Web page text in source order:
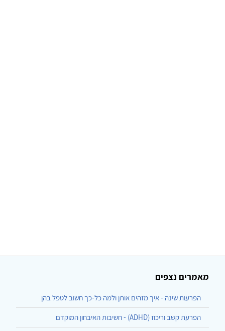
מאמרים נצפים
הפרעות שינה - איך מזהים אותן ולמה כל-כך חשוב לטפל בהן
הפרעת קשב וריכוז (ADHD) - חשיבות האיבחון המוקדם